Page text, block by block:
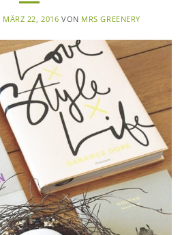
MÄRZ 22, 2016 VON MRS GREENERY